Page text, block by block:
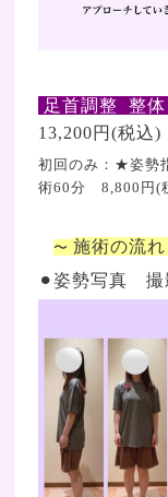
足首調整 整体
13,200円(税込)
初回のみ： ★姿勢
術60分 8 ,800円(
〜 施術の流れ
⚫︎姿勢写真 撮